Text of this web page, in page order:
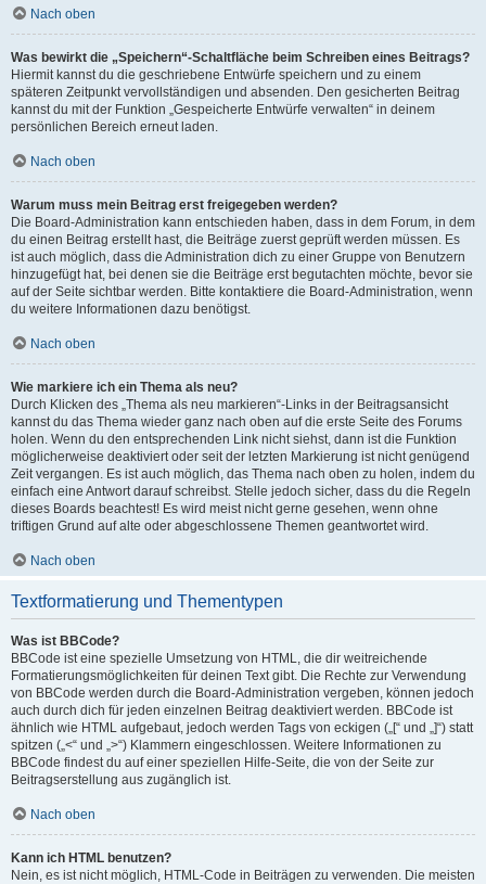
Nach oben
Was bewirkt die „Speichern“-Schaltfläche beim Schreiben eines Beitrags?
Hiermit kannst du die geschriebene Entwürfe speichern und zu einem
späteren Zeitpunkt vervollständigen und absenden. Den gesicherten Beitrag
kannst du mit der Funktion „Gespeicherte Entwürfe verwalten“ in deinem
persönlichen Bereich erneut laden.
Nach oben
Warum muss mein Beitrag erst freigegeben werden?
Die Board-Administration kann entschieden haben, dass in dem Forum, in dem
du einen Beitrag erstellt hast, die Beiträge zuerst geprüft werden müssen. Es
ist auch möglich, dass die Administration dich zu einer Gruppe von Benutzern
hinzugefügt hat, bei denen sie die Beiträge erst begutachten möchte, bevor sie
auf der Seite sichtbar werden. Bitte kontaktiere die Board-Administration, wenn
du weitere Informationen dazu benötigst.
Nach oben
Wie markiere ich ein Thema als neu?
Durch Klicken des „Thema als neu markieren“-Links in der Beitragsansicht
kannst du das Thema wieder ganz nach oben auf die erste Seite des Forums
holen. Wenn du den entsprechenden Link nicht siehst, dann ist die Funktion
möglicherweise deaktiviert oder seit der letzten Markierung ist nicht genügend
Zeit vergangen. Es ist auch möglich, das Thema nach oben zu holen, indem du
einfach eine Antwort darauf schreibst. Stelle jedoch sicher, dass du die Regeln
dieses Boards beachtest! Es wird meist nicht gerne gesehen, wenn ohne
triftigen Grund auf alte oder abgeschlossene Themen geantwortet wird.
Nach oben
Textformatierung und Thementypen
Was ist BBCode?
BBCode ist eine spezielle Umsetzung von HTML, die dir weitreichende
Formatierungsmöglichkeiten für deinen Text gibt. Die Rechte zur Verwendung
von BBCode werden durch die Board-Administration vergeben, können jedoch
auch durch dich für jeden einzelnen Beitrag deaktiviert werden. BBCode ist
ähnlich wie HTML aufgebaut, jedoch werden Tags von eckigen („[“ und „]“) statt
spitzen („<“ und „>“) Klammern eingeschlossen. Weitere Informationen zu
BBCode findest du auf einer speziellen Hilfe-Seite, die von der Seite zur
Beitragserstellung aus zugänglich ist.
Nach oben
Kann ich HTML benutzen?
Nein, es ist nicht möglich, HTML-Code in Beiträgen zu verwenden. Die meisten